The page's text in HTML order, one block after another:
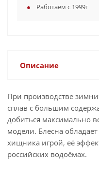
Работаем с 1999г
Описание
При производстве
сплав с большим
добиться максимально
модели. Блесна
хищника игрой, её
российских водоёмах.